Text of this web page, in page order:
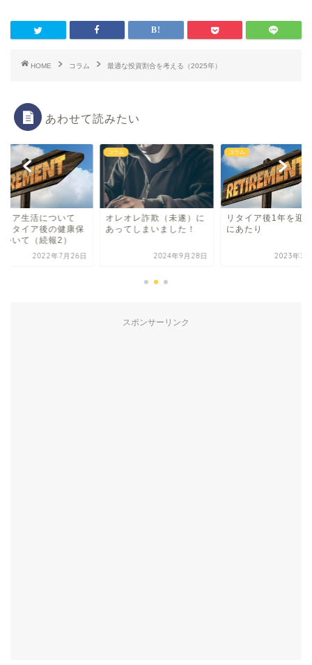
HOME コラム 最適な投資割合を考える（2025年）
あわせて読みたい
イア生活について
タイア後の健康保
ついて（続報2）
2022年7月26日
コラム
オレオレ詐欺（未遂）に
あってしまいました！
2024年9月28日
コラム
リタイア後1年を迎
にあたり
2023年3
スポンサーリンク